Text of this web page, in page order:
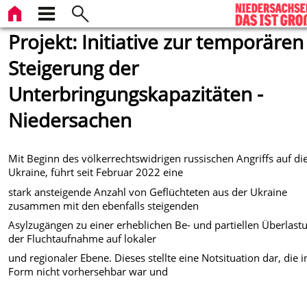
Projekt: Initiative zur temporären
Steigerung der
Unterbringungskapazitäten -
Niedersachen
Mit Beginn des völkerrechtswidrigen russischen Angriffs auf
Ukraine, führt seit Februar 2022 eine
stark ansteigende Anzahl von Geflüchteten aus der Ukraine
zusammen mit den ebenfalls steigenden
Asylzugängen zu einer erheblichen Be- und partiellen
der Fluchtaufnahme auf lokaler
und regionaler Ebene. Dieses stellte eine Notsituation dar, die
Form nicht vorhersehbar war und